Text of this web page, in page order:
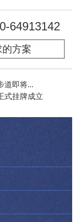
64913142
方案
道即将...
式挂牌成立